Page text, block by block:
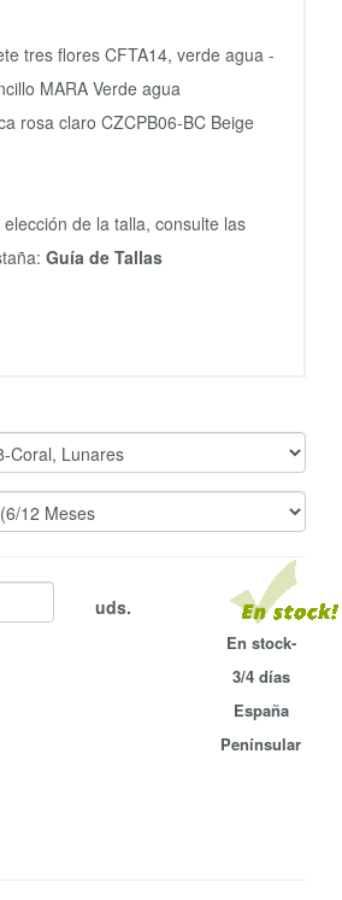
tres flores CFTA14, verde agua -
MARA Verde agua
rosa claro CZCPB06-BC Beige
de la talla, consulte las
Guía de Tallas
uds.
En stock-
3/4 días
España
Penínsular